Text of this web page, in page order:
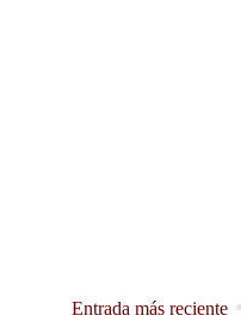
Entrada más reciente